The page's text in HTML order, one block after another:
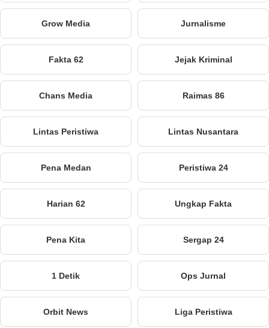
Grow Media Jurnalisme
Fakta 62 Jejak Kriminal
Chans Media Raimas 86
Lintas Peristiwa Lintas Nusantara
Pena Medan Peristiwa 24
Harian 62 Ungkap Fakta
Pena Kita Sergap 24
1 Detik Ops Jurnal
Orbit News Liga Peristiwa